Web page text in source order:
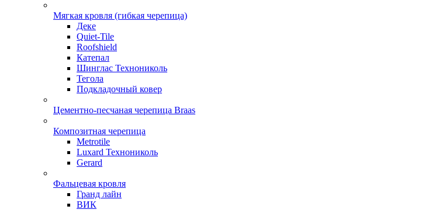
Мягкая кровля (гибкая черепица)
Деке
Quiet-Tile
Roofshield
Катепал
Шинглас Технониколь
Тегола
Подкладочный ковер
Цементно-песчаная черепица Braas
Композитная черепица
Metrotile
Luxard Технониколь
Gerard
Фальцевая кровля
Гранд лайн
ВИК